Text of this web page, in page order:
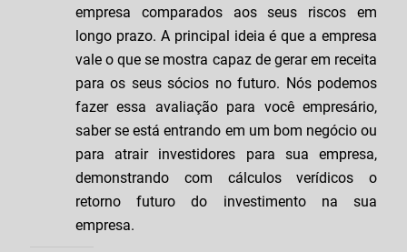
empresa comparados aos seus riscos em
longo prazo. A principal ideia é que a empresa
vale o que se mostra capaz de gerar em receita
para os seus sócios no futuro. Nós podemos
fazer essa avaliação para você empresário,
saber se está entrando em um bom negócio ou
para atrair investidores para sua empresa,
demonstrando com cálculos verídicos o
retorno futuro do investimento na sua
empresa.